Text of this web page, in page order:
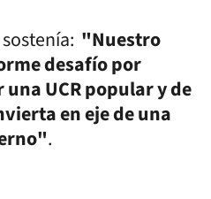
"Nuestro
desafío por
UCR popular y de
en eje de una
.